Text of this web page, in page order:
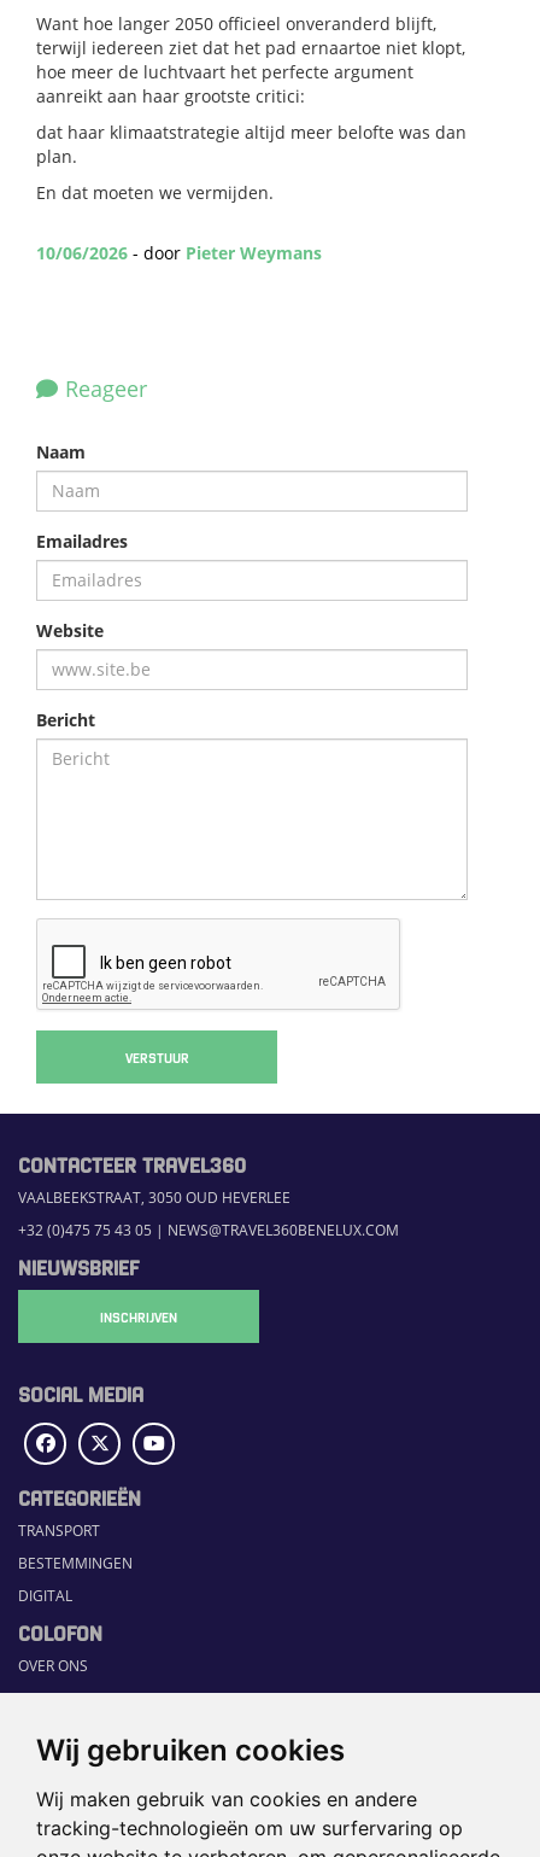
Wij gebruiken cookies
Wij maken gebruik van cookies en andere
tracking-technologieën om uw surfervaring op
Want hoe langer 2050 officieel onveranderd blijft,
terwijl iedereen ziet dat het pad ernaartoe niet klopt,
hoe meer de luchtvaart het perfecte argument
aanreikt aan haar grootste critici:
dat haar klimaatstrategie altijd meer belofte was dan
plan.
En dat moeten we vermijden.
10/06/2026 - door Pieter Weymans
Reageer
Naam
Emailadres
Website
Bericht
VERSTUUR
CONTACTEER TRAVEL360
VAALBEEKSTRAAT, 3050 OUD HEVERLEE
+32 (0)475 75 43 05 | NEWS@TRAVEL360BENELUX.COM
NIEUWSBRIEF
INSCHRIJVEN
SOCIAL MEDIA
CATEGORIEËN
TRANSPORT
BESTEMMINGEN
DIGITAL
COLOFON
OVER ONS
COMMUNICATION PLATFORM
RUBRIEKEN
HOME
SECTORGIDS